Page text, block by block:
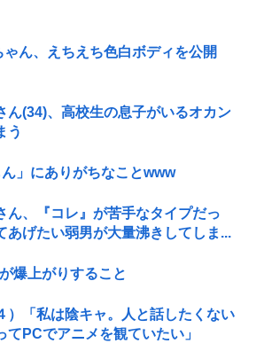
ゃん、えちえち色白ボディを公開
ん(34)、高校生の息子がいるオカン
う
ん」にありがちなことwww
ん、『コレ』が苦手なタイプだっ
げたい弱男が大量沸きしてしま...
爆上がりすること
）「私は陰キャ。人と話したくない
てPCでアニメを観ていたい」